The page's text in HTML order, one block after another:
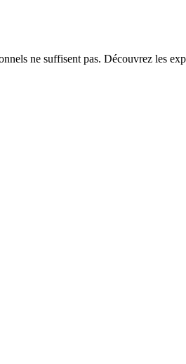
ne suffisent pas. Découvrez les